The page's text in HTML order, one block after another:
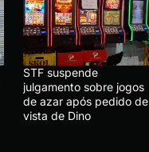
STF suspende
julgamento sobre jogos
de azar após pedido de
vista de Dino